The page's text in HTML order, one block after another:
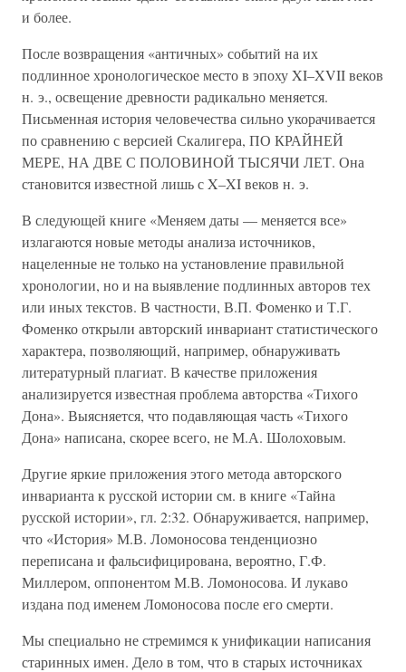
и более.
После возвращения «античных» событий на их
подлинное хронологическое место в эпоху XI–XVII веков
н. э., освещение древности радикально меняется.
Письменная история человечества сильно укорачивается
по сравнению с версией Скалигера, ПО КРАЙНЕЙ
МЕРЕ, НА ДВЕ С ПОЛОВИНОЙ ТЫСЯЧИ ЛЕТ. Она
становится известной лишь с X–XI веков н. э.
В следующей книге «Меняем даты — меняется все»
излагаются новые методы анализа источников,
нацеленные не только на установление правильной
хронологии, но и на выявление подлинных авторов тех
или иных текстов. В частности, В.П. Фоменко и Т.Г.
Фоменко открыли авторский инвариант статистического
характера, позволяющий, например, обнаруживать
литературный плагиат. В качестве приложения
анализируется известная проблема авторства «Тихого
Дона». Выясняется, что подавляющая часть «Тихого
Дона» написана, скорее всего, не М.А. Шолоховым.
Другие яркие приложения этого метода авторского
инварианта к русской истории см. в книге «Тайна
русской истории», гл. 2:32. Обнаруживается, например,
что «История» М.В. Ломоносова тенденциозно
переписана и фальсифицирована, вероятно, Г.Ф.
Миллером, оппонентом М.В. Ломоносова. И лукаво
издана под именем Ломоносова после его смерти.
Мы специально не стремимся к унификации написания
старинных имен. Дело в том, что в старых источниках